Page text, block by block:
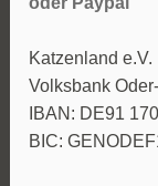
Katzenland e.V.
Volksbank
IBAN: DE91
BIC: